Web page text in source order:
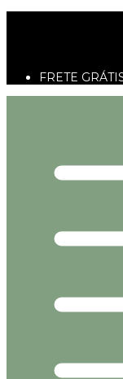
FRETE